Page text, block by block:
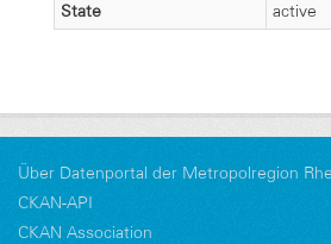
State
active
Über Datenportal der Metropolregion
CKAN-API
CKAN Association